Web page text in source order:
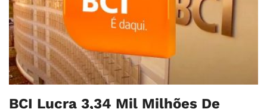
BCI Lucra 3,34 Mil Milhões De